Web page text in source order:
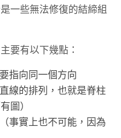
一些無法修復的結締組
要有以下幾點：
指向同一個方向
線的排列，也就是脊柱
圖）
事實上也不可能，因為